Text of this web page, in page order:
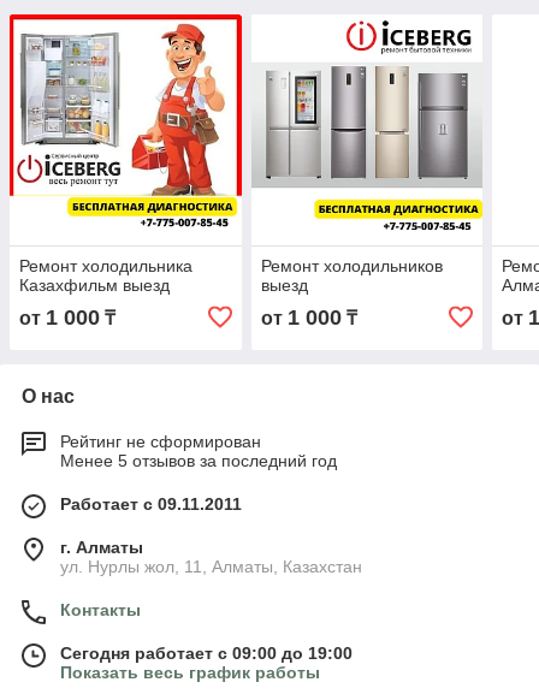
Ремонт холодильника
Казахфильм выезд
от 1 000 ₸
Ремонт холодильников
выезд
от 1 000₸ от
О нас
Рейтинг не сформирован
Менее 5 отзывов за последний год
Работает с 09.11.2011
г. Алматы
ул. Нурлы жол, 11, Алматы, Казахстан
Контакты
Сегодня работает с 09:00 до 19:00
Показать весь график работы